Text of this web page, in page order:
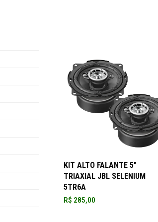
ADICIONAR AO CARRINHO
KIT ALTO FALANTE 5″
TRIAXIAL JBL SELENIUM
5TR6A
R$ 285,00